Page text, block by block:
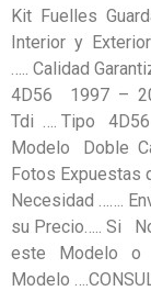
Kit Fuelles
Interior y
….. Calidad
4D56 1997 –
Tdi …. Tipo
Modelo Doble
Fotos Expuestas
Necesidad …….
su Precio….. Si
este Modelo
Modelo